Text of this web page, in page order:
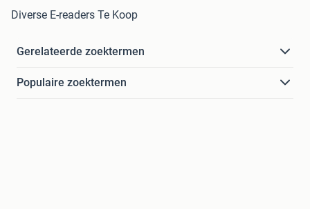
Diverse E-readers Te Koop
Gerelateerde zoektermen
Populaire zoektermen